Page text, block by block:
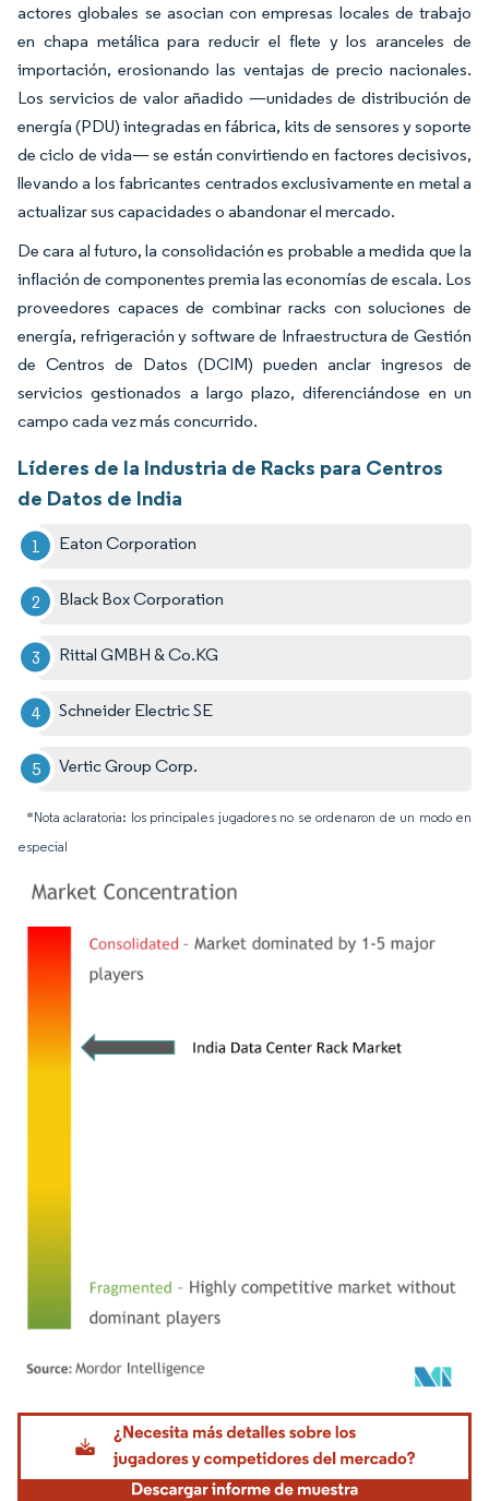
actores globales se asocian con empresas locales de trabajo
en chapa metálica para reducir el flete y los aranceles de
importación, erosionando las ventajas de precio nacionales.
Los servicios de valor añadido —unidades de distribución de
energía (PDU) integradas en fábrica, kits de sensores y soporte
de ciclo de vida— se están convirtiendo en factores decisivos,
llevando a los fabricantes centrados exclusivamente en metal a
actualizar sus capacidades o abandonar el mercado.
De cara al futuro, la consolidación es probable a medida que la
inflación de componentes premia las economías de escala. Los
proveedores capaces de combinar racks con soluciones de
energía, refrigeración y software de Infraestructura de Gestión
de Centros de Datos (DCIM) pueden anclar ingresos de
servicios gestionados a largo plazo, diferenciándose en un
campo cada vez más concurrido.
Líderes de la Industria de Racks para Centros
de Datos de India
Eaton Corporation
Black Box Corporation
Rittal GMBH & Co.KG
Schneider Electric SE
Vertic Group Corp.
*Nota aclaratoria: los principales jugadores no se ordenaron de un modo en
especial
Imagen © Mordor Intelligence. El uso requiere atribución según CC BY 4.0.